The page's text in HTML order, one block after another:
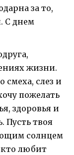
за то,
С днем
жизни.
смеха, слез и
пожелать
здоровья и
Пусть твоя
солнцем
любит